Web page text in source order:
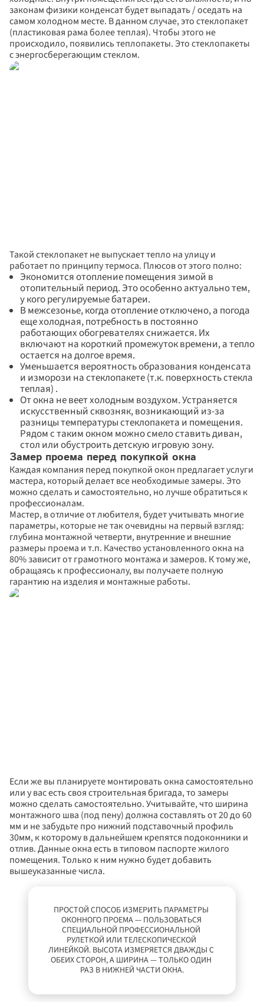
законам физики конденсат будет выпадать / оседать на
самом холодном месте. В данном случае, это стеклопакет
(пластиковая рама более теплая). Чтобы этого не
происходило, появились теплопакеты. Это стеклопакеты
с энергосберегающим стеклом.
Такой стеклопакет не выпускает тепло на улицу и
работает по принципу термоса. Плюсов от этого полно:
Экономится отопление помещения зимой в
отопительный период. Это особенно актуально тем,
у кого регулируемые батареи.
В межсезонье, когда отопление отключено, а погода
еще холодная, потребность в постоянно
работающих обогревателях снижается. Их
включают на короткий промежуток времени, а тепло
остается на долгое время.
Уменьшается вероятность образования конденсата
и изморози на стеклопакете (т.к. поверхность стекла
теплая) .
От окна не веет холодным воздухом. Устраняется
искусственный сквозняк, возникающий из-за
разницы температуры стеклопакета и помещения.
Рядом с таким окном можно смело ставить диван,
стол или обустроить детскую игровую зону.
Замер проема перед покупкой окна
Каждая компания перед покупкой окон предлагает услуги
мастера, который делает все необходимые замеры. Это
можно сделать и самостоятельно, но лучше обратиться к
профессионалам.
Мастер, в отличие от любителя, будет учитывать многие
параметры, которые не так очевидны на первый взгляд:
глубина монтажной четверти, внутренние и внешние
размеры проема и т.п. Качество установленного окна на
80% зависит от грамотного монтажа и замеров. К тому же,
обращаясь к профессионалу, вы получаете полную
гарантию на изделия и монтажные работы.
Если же вы планируете монтировать окна самостоятельно
или у вас есть своя строительная бригада, то замеры
можно сделать самостоятельно. Учитывайте, что ширина
монтажного шва (под пену) должна составлять от 20 до 60
мм и не забудьте про нижний подставочный профиль
30мм, к которому в дальнейшем крепятся подоконники и
отлив. Данные окна есть в типовом паспорте жилого
помещения. Только к ним нужно будет добавить
вышеуказанные числа.
ПРОСТОЙ СПОСОБ ИЗМЕРИТЬ ПАРАМЕТРЫ
ОКОННОГО ПРОЕМА — ПОЛЬЗОВАТЬСЯ
СПЕЦИАЛЬНОЙ ПРОФЕССИОНАЛЬНОЙ
РУЛЕТКОЙ ИЛИ ТЕЛЕСКОПИЧЕСКОЙ
ЛИНЕЙКОЙ. ВЫСОТА ИЗМЕРЯЕТСЯ ДВАЖДЫ С
ОБЕИХ СТОРОН, А ШИРИНА — ТОЛЬКО ОДИН
РАЗ В НИЖНЕЙ ЧАСТИ ОКНА.